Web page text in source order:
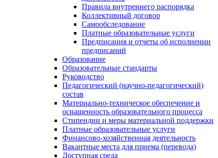
Правила внутреннего распорядка
Коллективный договор
Самообследование
Платные образовательные услуги
Предписания и отчеты об исполнении
предписаний
Образование
Образовательные стандарты
Руководство
Педагогический (научно-педагогический)
состав
Материально-техническое обеспечение и
оснащенность образовательного процесса
Стипендии и меры материальной поддержки
Платные образовательные услуги
Финансово-хозяйственная деятельность
Вакантные места для приема (перевода)
Доступная среда